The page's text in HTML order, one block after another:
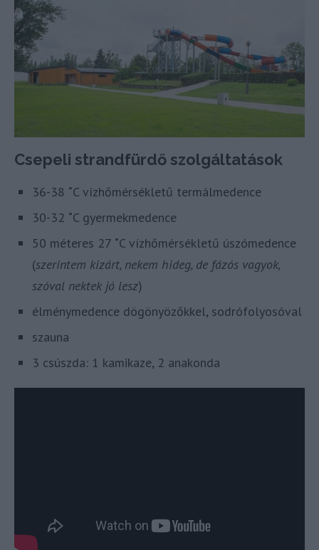
Csepeli strandfürdő szolgáltatások
36-38 ˚C vízhőmérsékletű termálmedence
30-32 ˚C gyermekmedence
50 méteres 27 ˚C vízhőmérsékletű úszómedence
(szerintem kizárt, nekem hideg, de fázós vagyok,
szóval nektek jó lesz)
élménymedence dögönyözőkkel, sodrófolyosóval
szauna
3 csúszda: 1 kamikaze, 2 anakonda